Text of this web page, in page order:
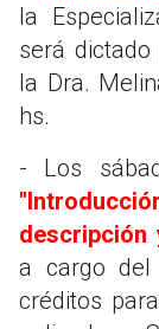
la
será
la Dra.
hs.
- Los
descripción
a cargo del
créditos